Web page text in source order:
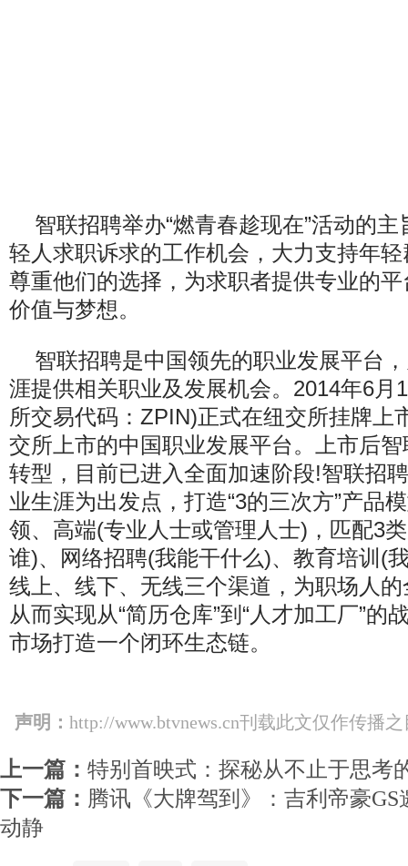
智联招聘举办“燃青春趁现在”活动的
轻人求职诉求的工作机会，大力支持年
尊重他们的选择，为求职者提供专业的
价值与梦想。
智联招聘是中国领先的职业发展平台
涯提供相关职业及发展机会。2014年6月
所交易代码：ZPIN)正式在纽交所挂牌上
交所上市的中国职业发展平台。上市后
转型，目前已进入全面加速阶段!智联招
业生涯为出发点，打造“3的三次方”产品
领、高端(专业人士或管理人士)，匹配3
谁)、网络招聘(我能干什么)、教育培训(
线上、线下、无线三个渠道，为职场人
从而实现从“简历仓库”到“人才加工厂”的
市场打造一个闭环生态链。
声明：http://www.btvnews.cn刊载此文仅作传播
上一篇： 特别首映式：探秘从不止于思考
下一篇： 腾讯《大牌驾到》：吉利帝豪
动静